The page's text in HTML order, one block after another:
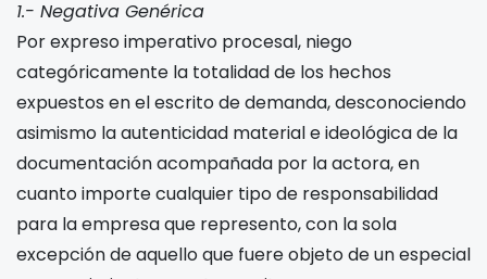
1.- Negativa Genérica
Por expreso imperativo procesal, niego
categóricamente la totalidad de los hechos
expuestos en el escrito de demanda, desconociendo
asimismo la autenticidad material e ideológica de la
documentación acompañada por la actora, en
cuanto importe cualquier tipo de responsabilidad
para la empresa que represento, con la sola
excepción de aquello que fuere objeto de un especial